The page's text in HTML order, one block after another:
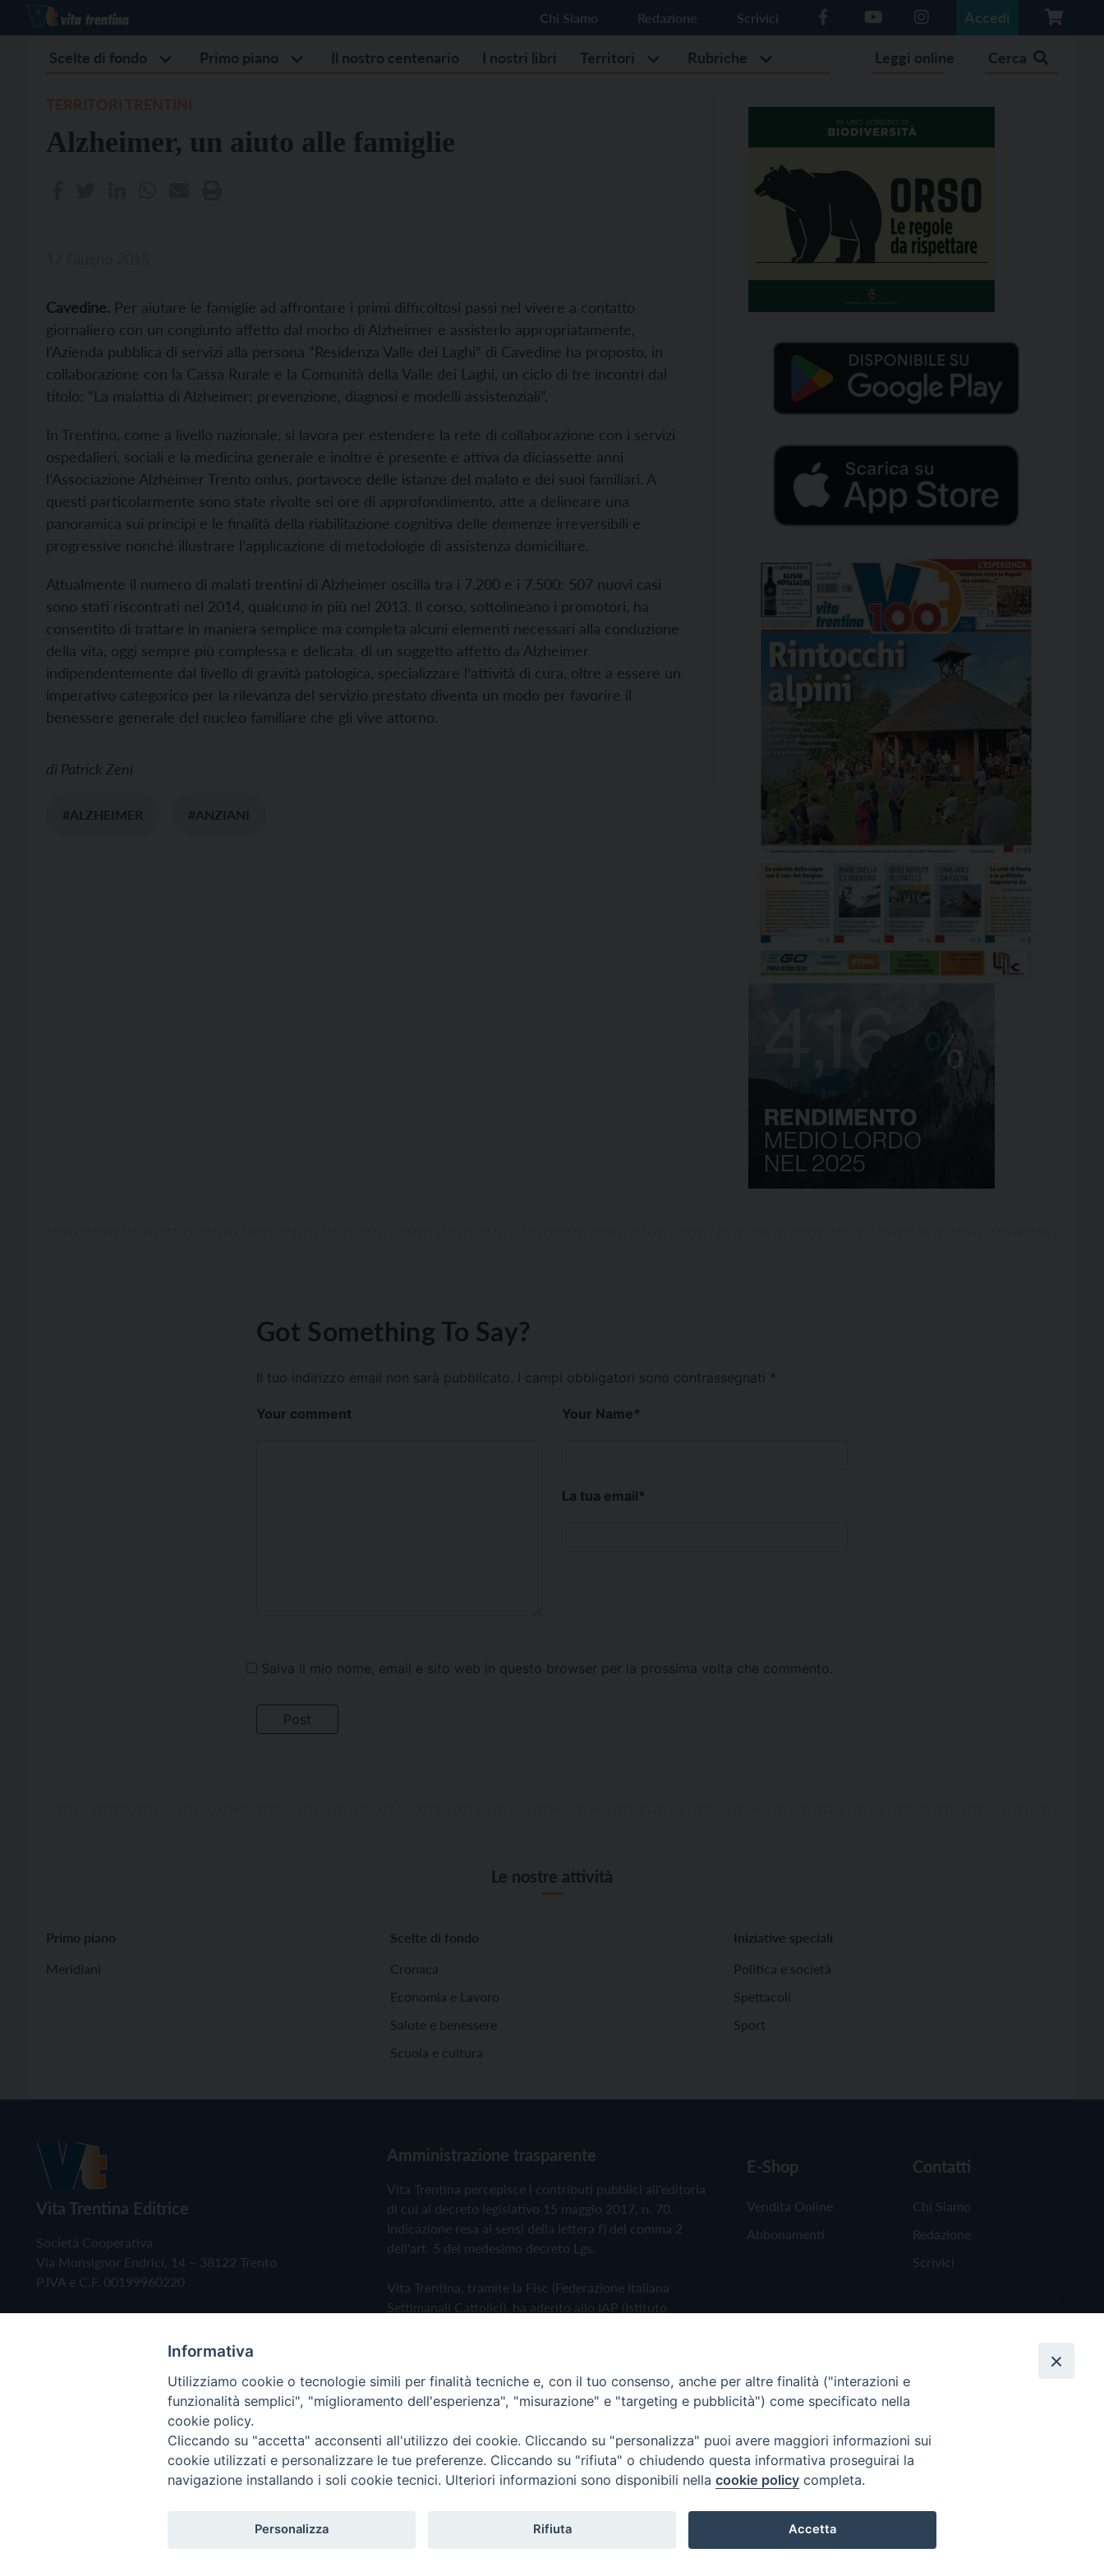
Chi Siamo Redazione Scrivici Accedi
Scelte di fondo Primo piano Il nostro centenario I nostri libri Territori Rubriche Leggi online Cerca
Alzheimer, un aiuto alle famiglie
Cavedine. Per aiutare le famiglie ad affrontare i primi difficoltosi passi nel vivere a contatto
giornaliero con un congiunto affetto dal morbo di Alzheimer e assisterlo appropriatamente,
l’Azienda pubblica di servizi alla persona “Residenza Valle dei Laghi” di Cavedine ha proposto, in
collaborazione con la Cassa Rurale e la Comunità della Valle dei Laghi, un ciclo di tre incontri dal
titolo: “La malattia di Alzheimer: prevenzione, diagnosi e modelli assistenziali”.
In Trentino, come a livello nazionale, si lavora per estendere la rete di collaborazione con i servizi
ospedalieri, sociali e la medicina generale e inoltre è presente e attiva da diciassette anni
l’Associazione Alzheimer Trento onlus, portavoce delle istanze del malato e dei suoi familiari. A
questi particolarmente sono state rivolte sei ore di approfondimento, atte a delineare una
panoramica sui principi e le finalità della riabilitazione cognitiva delle demenze irreversibili e
progressive nonché illustrare l’applicazione di metodologie di assistenza domiciliare.
Attualmente il numero di malati trentini di Alzheimer oscilla tra i 7.200 e i 7.500: 507 nuovi casi
sono stati riscontrati nel 2014, qualcuno in più nel 2013. Il corso, sottolineano i promotori, ha
consentito di trattare in maniera semplice ma completa alcuni elementi necessari alla conduzione
della vita, oggi sempre più complessa e delicata, di un soggetto affetto da Alzheimer
indipendentemente dal livello di gravità patologica, specializzare l’attività di cura, oltre a essere un
imperativo categorico per la rilevanza del servizio prestato diventa un modo per favorire il
benessere generale del nucleo familiare che gli vive attorno.
di Patrick Zeni
#ALZHEIMER #ANZIANI
Got Something To Say?
Il tuo indirizzo email non sarà pubblicato. I campi obbligatori sono contrassegnati *
Your comment Your Name*
La tua email*
Salva il mio nome, email e sito web in questo browser per la prossima volta che commento.
Le nostre attività
Primo piano
Meridiani
Scelte di fondo
Cronaca
Economia e Lavoro
Salute e benessere
Scuola e cultura
Iniziative speciali
Politica e società
Spettacoli
Sport
Vita Trentina Editrice
Società Cooperativa
Via Monsignor Endrici, 14 – 38122 Trento
P.IVA e C.F. 00199960220
Amministrazione trasparente
Vita Trentina percepisce i contributi pubblici all'editoria
di cui al decreto legislativo 15 maggio 2017, n. 70.
Indicazione resa ai sensi della lettera f) del comma 2
dell'art. 5 del medesimo decreto Lgs.
Vita Trentina, tramite la Fisc (Federazione Italiana
Settimanali Cattolici), ha aderito allo IAP (Istituto
Privacy Policy Cookie Policy
E-Shop
Vendita Online
Abbonamenti
Contatti
Chi Siamo
Redazione
Scrivici
Copyright © 2019 - Tutti i diritti riservati - Vita Trentina Editrice
Informativa
Utilizziamo cookie o tecnologie simili per finalità tecniche e, con il tuo consenso, anche per altre finalità ("interazioni e
funzionalità semplici", "miglioramento dell'esperienza", "misurazione" e "targeting e pubblicità") come specificato nella
cookie policy.
Cliccando su "accetta" acconsenti all'utilizzo dei cookie. Cliccando su "personalizza" puoi avere maggiori informazioni sui
cookie utilizzati e personalizzare le tue preferenze. Cliccando su "rifiuta" o chiudendo questa informativa proseguirai la
navigazione installando i soli cookie tecnici. Ulteriori informazioni sono disponibili nella cookie policy completa.
Personalizza Rifiuta Accetta